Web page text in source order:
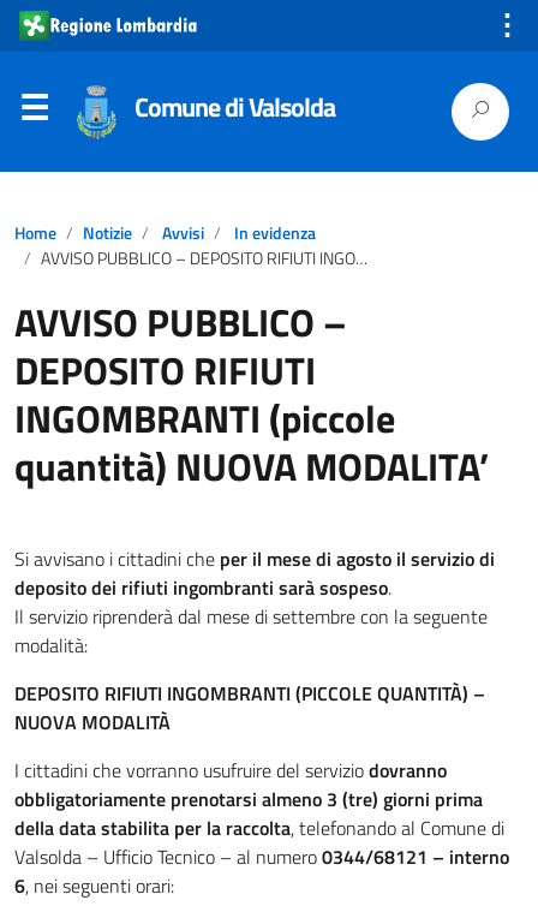
⋮
Comune di Valsolda
Home Notizie Avvisi
In evidenza
AVVISO PUBBLICO – DEPOSITO RIFIUTI INGOMBRANTI (piccole quantità) NUOVA MODALITA’
AVVISO PUBBLICO –
DEPOSITO RIFIUTI
INGOMBRANTI (piccole
quantità) NUOVA MODALITA’
Si avvisano i cittadini che per il mese di agosto il servizio di
deposito dei rifiuti ingombranti sarà sospeso.
Il servizio riprenderà dal mese di settembre con la seguente
modalità:
DEPOSITO RIFIUTI INGOMBRANTI (PICCOLE QUANTITÀ) –
NUOVA MODALITÀ
I cittadini che vorranno usufruire del serviziodovranno
obbligatoriamente prenotarsi almeno 3 (tre) giorni prima
della data stabilita per la raccolta, telefonando al Comune di
Valsolda – Ufficio Tecnico – al numero0344/68121 – interno
6, nei seguenti orari: